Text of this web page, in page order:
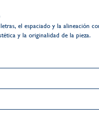
el espaciado y la alineación
y la originalidad de la pieza.